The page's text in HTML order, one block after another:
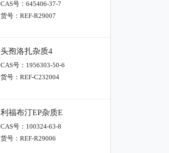
CAS号：645406-37-7
货号：REF-R29007
头孢洛扎杂质4
CAS号：1956303-50-6
货号：REF-C232004
利福布汀EP杂质E
CAS号：100324-63-8
货号：REF-R29006